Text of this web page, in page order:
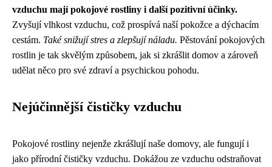
vzduchu mají pokojové rostliny i další pozitivní účinky.
Zvyšují vlhkost vzduchu, což prospívá naší pokožce a dýchacím
cestám. Také snižují stres a zlepšují náladu. Pěstování pokojových
rostlin je tak skvělým způsobem, jak si zkrášlit domov a zároveň
udělat něco pro své zdraví a psychickou pohodu.
Nejúčinnější čističky vzduchu
Pokojové rostliny nejenže zkrášlují naše domovy, ale fungují i
jako přírodní čističky vzduchu. Dokážou ze vzduchu odstraňovat